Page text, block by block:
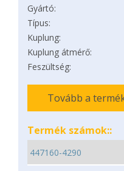
Gyártó:
Típus:
Kuplung:
Kuplung átmérő:
Feszültség:
Tovább a
Termék számok::